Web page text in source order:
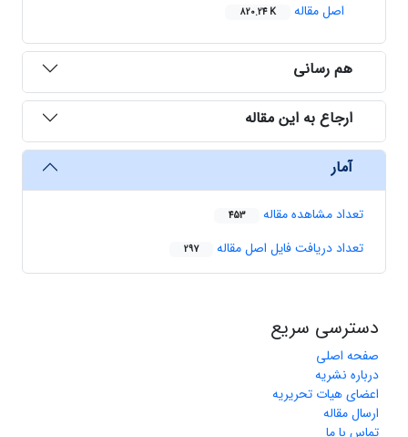
اصل مقاله
820.24 K
هم رسانی
ارجاع به این مقاله
آمار
تعداد مشاهده مقاله 453
تعداد دریافت فایل اصل مقاله 297
دسترسی سریع
صفحه اصلی
درباره نشریه
اعضای هیات تحریریه
ارسال مقاله
تماس با ما